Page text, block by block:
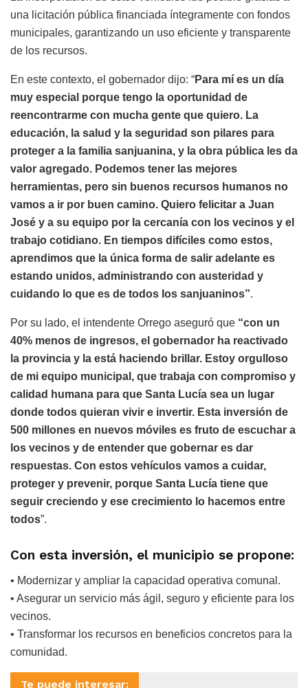
una licitación pública financiada íntegramente con fondos
municipales, garantizando un uso eficiente y transparente
de los recursos.
En este contexto, el gobernador dijo: “Para mí es un día
muy especial porque tengo la oportunidad de
reencontrarme con mucha gente que quiero. La
educación, la salud y la seguridad son pilares para
proteger a la familia sanjuanina, y la obra pública les da
valor agregado. Podemos tener las mejores
herramientas, pero sin buenos recursos humanos no
vamos a ir por buen camino. Quiero felicitar a Juan
José y a su equipo por la cercanía con los vecinos y el
trabajo cotidiano. En tiempos difíciles como estos,
aprendimos que la única forma de salir adelante es
estando unidos, administrando con austeridad y
cuidando lo que es de todos los sanjuaninos”.
Por su lado, el intendente Orrego aseguró que “con un
40% menos de ingresos, el gobernador ha reactivado
la provincia y la está haciendo brillar. Estoy orgulloso
de mi equipo municipal, que trabaja con compromiso y
calidad humana para que Santa Lucía sea un lugar
donde todos quieran vivir e invertir. Esta inversión de
500 millones en nuevos móviles es fruto de escuchar a
los vecinos y de entender que gobernar es dar
respuestas. Con estos vehículos vamos a cuidar,
proteger y prevenir, porque Santa Lucía tiene que
seguir creciendo y ese crecimiento lo hacemos entre
todos”.
Con esta inversión, el municipio se propone:
• Modernizar y ampliar la capacidad operativa comunal.
• Asegurar un servicio más ágil, seguro y eficiente para los
vecinos.
• Transformar los recursos en beneficios concretos para la
comunidad.
Te puede interesar: